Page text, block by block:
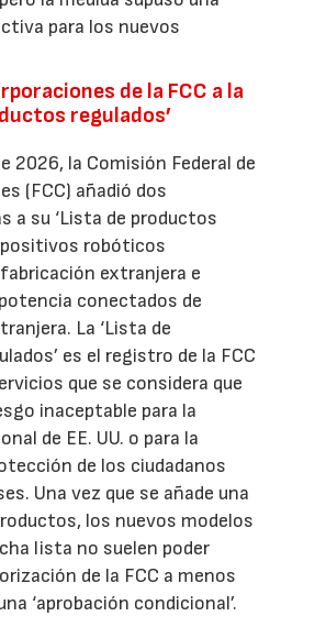
para los nuevos
de la FCC a la
regulados’
2026, la Comisión Federal de
(FCC) añadió dos
a su ‘Lista de productos
robóticos
extranjera e
conectados de
La ‘Lista de
es el registro de la FCC
que se considera que
inaceptable para la
de EE. UU. o para la
de los ciudadanos
Una vez que se añade una
los nuevos modelos
lista no suelen poder
de la FCC a menos
‘aprobación condicional’.